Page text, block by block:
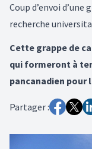
Coup d’envoi d’une
recherche
Cette grappe de
qui formeront à
pancanadien
Partager :